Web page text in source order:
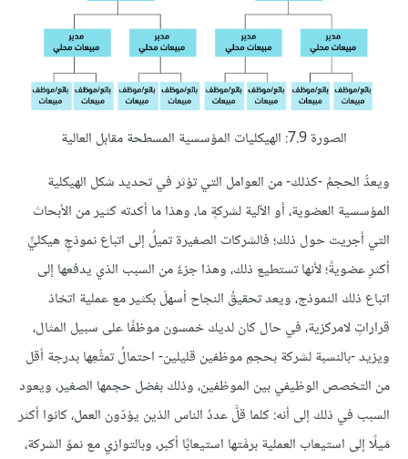
الصورة 7.9: الهيكليات المؤسسية المسطحة مقابل العالية
ويعدُّ الحجمُ -كذلك- من العوامل التي تؤثر في تحديد شكل الهيكلية
المؤسسية العضوية، أو الآلية لشركةٍ ما، وهذا ما أكدته كثير من الأبحاث
التي أجريت حول ذلك؛ فالشركات الصغيرة تميلُ إلى اتباع نموذجٍ هيكليٍّ
أكثرِ عضويةً؛ لأنها تستطيع ذلك، وهذا جزءٌ من السبب الذي يدفعها إلى
اتباع ذلك النموذج، ويعد تحقيقُ النجاح أسهلَ بكثير مع عملية اتخاذ
قراراتٍ لامركزية، في حال كان لديك خمسون موظفًا على سبيل المثال،
ويزيد -بالنسبة لشركة بحجمِ موظفين قليلين- احتمالُ تمتُّعِها بدرجة أقل
من التخصص الوظيفي بين الموظفين، وذلك بفضل حجمها الصغير، ويعود
السبب في ذلك إلى أنه: كلما قلَّ عددُ الناس الذين يؤدّون العمل، كانوا أكثر
مَيلًا إلى استيعاب العملية برمَّتها استيعابًا أكبر، وبالتوازي مع نموّ الشركة،